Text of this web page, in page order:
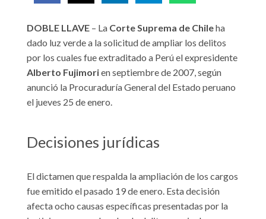
DOBLE LLAVE – La Corte Suprema de Chileha
dado luz verde a la solicitud de ampliar los delitos
por los cuales fue extraditado a Perú el expresidente
Alberto Fujimorien septiembre de 2007, según
anunció la Procuraduría General del Estado peruano
el jueves 25 de enero.
Decisiones jurídicas
El dictamen que respalda la ampliación de los cargos
fue emitido el pasado 19 de enero. Esta decisión
afecta ocho causas específicas presentadas por la